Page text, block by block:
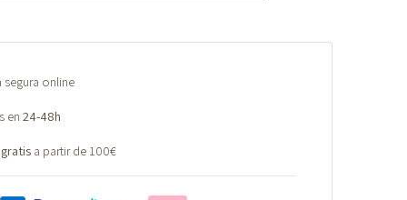
segura online
en24-48h
a partir de 100€